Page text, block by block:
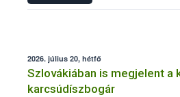
2026. július 20, hétfő
Szlovákiában is megjelent a
karcsúdíszbogár